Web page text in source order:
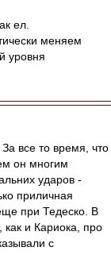
ел.
меняем
уровня
все то время, что
он многим
ударов -
приличная
при Тедеско. В
и Кариока, про
с